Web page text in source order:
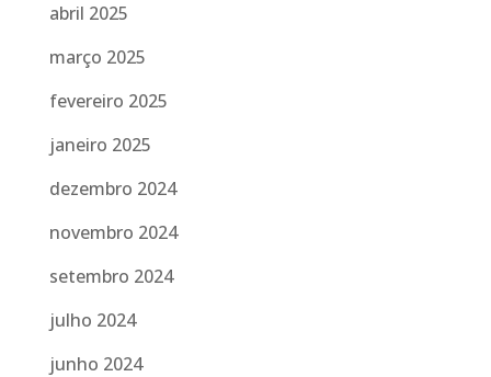
abril 2025
março 2025
fevereiro 2025
janeiro 2025
dezembro 2024
novembro 2024
setembro 2024
julho 2024
junho 2024